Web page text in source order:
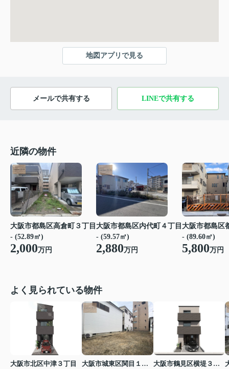
地図アプリで見る
メールで共有する LINEで共有する
近隣の物件
大阪市都島区高倉町３丁目
- (52.89㎡)
2,000万円
大阪市都島区内代町４丁目
- (59.57㎡)
2,880万円
大阪市都島区
- (89.60㎡)
5,800万円
よく見られている物件
大阪市北区中津３丁目
大阪市城東区関目１丁目
大阪市鶴見区横堤３丁目